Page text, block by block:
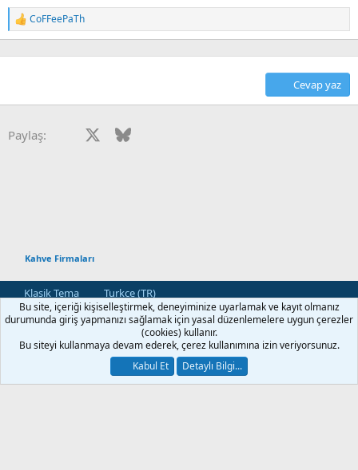
T
e
CoFFeePaTh
Cevap yaz
Paylaş: Facebook Bluesky
Kahve Firmaları
Klasik Tema
Turkce (TR)
Bize Ulaşın
Kullanım ve Şartlar Gizlilik Politikası
Yardım
R
S
Community platform by XenForo® © 2010-2026 XenForo Ltd.
[XGT] Forum statistics system- XenGenTr
Bu site, içeriği kişiselleştirmek, deneyiminize uyarlamak ve kayıt olmanız
durumunda giriş yapmanızı sağlamak için yasal düzenlemelere uygun çerezler
(cookies) kullanır.
Bu siteyi kullanmaya devam ederek, çerez kullanımına izin veriyorsunuz.
Kabul Et
Detaylı Bilgi...